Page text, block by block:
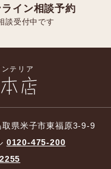
ライン相談予約
談受付中です
県米子市東福原3-9-9
0120-475-200